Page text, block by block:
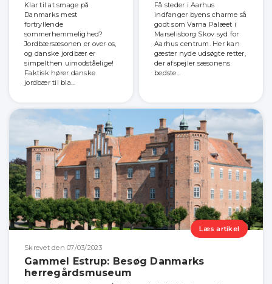
Klar til at smage på
Danmarks mest
fortryllende
sommerhemmelighed?
Jordbærsæsonen er over os,
og danske jordbær er
simpelthen uimodståelige!
Faktisk hører danske
jordbær til bla...
Få steder i Aarhus
indfanger byens charme så
godt som Varna Palæet i
Marselisborg Skov syd for
Aarhus centrum. Her kan
gæster nyde udsøgte retter,
der afspejler sæsonens
bedste...
Læs artikel
Skrevet den 07/03/2023
Gammel Estrup: Besøg Danmarks
herregårdsmuseum